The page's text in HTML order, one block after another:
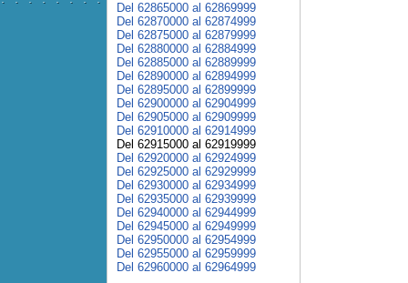
Del 62865000 al 62869999
Del 62870000 al 62874999
Del 62875000 al 62879999
Del 62880000 al 62884999
Del 62885000 al 62889999
Del 62890000 al 62894999
Del 62895000 al 62899999
Del 62900000 al 62904999
Del 62905000 al 62909999
Del 62910000 al 62914999
Del 62915000 al 62919999
Del 62920000 al 62924999
Del 62925000 al 62929999
Del 62930000 al 62934999
Del 62935000 al 62939999
Del 62940000 al 62944999
Del 62945000 al 62949999
Del 62950000 al 62954999
Del 62955000 al 62959999
Del 62960000 al 62964999